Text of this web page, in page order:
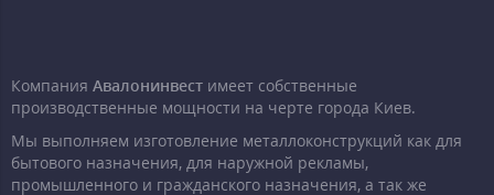
Компания Авалонинвест имеет собственные
производственные мощности на черте города Киев.
Мы выполняем изготовление металлоконструкций как для
бытового назначения, для наружной рекламы,
промышленного и гражданского назначения, а так же